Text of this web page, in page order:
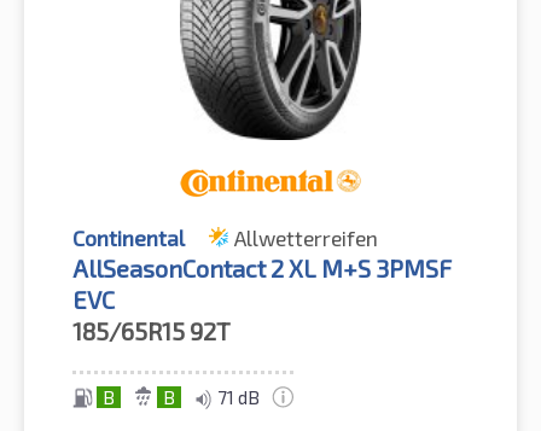
Continental Allwetterreifen
AllSeasonContact 2 XL M+S 3PMSF
EVC
185/65R15 92T
B B 71 dB